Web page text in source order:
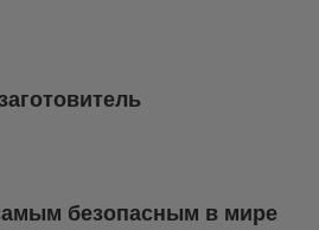
безопасным в мире